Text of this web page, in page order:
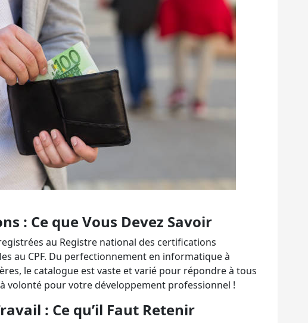
: Ce que Vous Devez Savoir
au Registre national des certifications
au CPF. Du perfectionnement en informatique à
le catalogue est vaste et varié pour répondre à tous
volonté pour votre développement professionnel !
: Ce qu’il Faut Retenir